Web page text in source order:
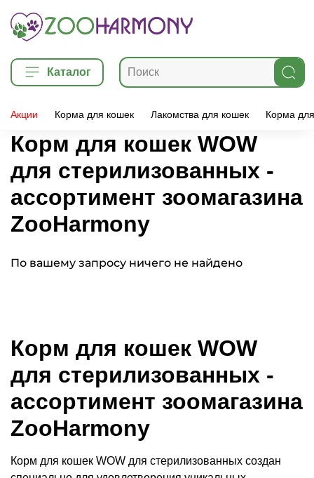
Каталог
Акции Корма для кошек Лакомства для кошек Корма
Корм для кошек WOW
для стерилизованных -
ассортимент зоомагазина
ZooHarmony
По вашему запросу ничего не найдено
Корм для кошек WOW
для стерилизованных -
ассортимент зоомагазина
ZooHarmony
Корм для кошек WOW для стерилизованных создан